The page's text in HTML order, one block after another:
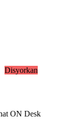
Disyorkan
ON Desk